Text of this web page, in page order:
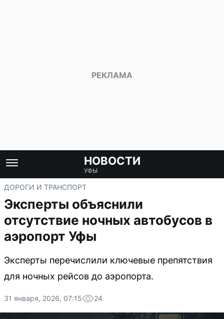
НОВОСТИ
УФЫ
ДОРОГИ И ТРАНСПОРТ
Эксперты объяснили
отсутствие ночных автобусов в
аэропорт Уфы
Эксперты перечислили ключевые препятствия
для ночных рейсов до аэропорта.
31 января, 2026, 07:15 24